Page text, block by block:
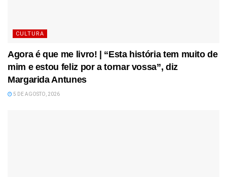
CULTURA
Agora é que me livro! | “Esta história tem muito de
mim e estou feliz por a tornar vossa”, diz
Margarida Antunes
5 DE AGOSTO, 2026